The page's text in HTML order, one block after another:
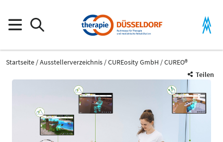
Startseite Ausstellerverzeichnis CUREosity GmbH
CUREO®
Teilen